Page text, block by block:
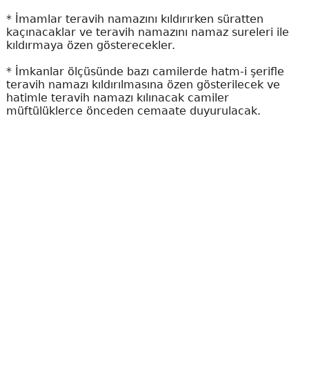
* İmamlar teravih namazını kıldırırken süratten
kaçınacaklar ve teravih namazını namaz sureleri ile
kıldırmaya özen gösterecekler.
* İmkanlar ölçüsünde bazı camilerde hatm-i şerifle
teravih namazı kıldırılmasına özen gösterilecek ve
hatimle teravih namazı kılınacak camiler
müftülüklerce önceden cemaate duyurulacak.